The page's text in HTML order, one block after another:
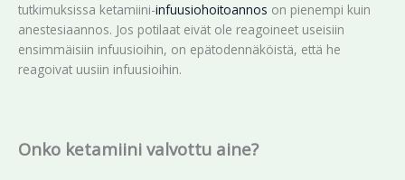
tutkimuksissa ketamiini-infuusiohoitoannos on pienempi kuin
anestesiaannos. Jos potilaat eivät ole reagoineet useisiin
ensimmäisiin infuusioihin, on epätodennäköistä, että he
reagoivat uusiin infuusioihin.
Onko ketamiini valvottu aine?